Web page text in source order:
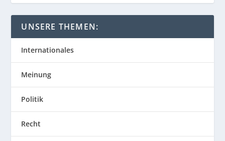
UNSERE THEMEN:
Internationales
Meinung
Politik
Recht